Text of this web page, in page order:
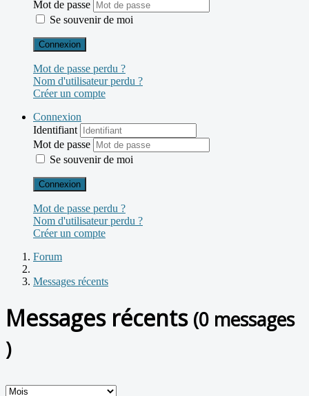
Mot de passe
Se souvenir de moi
Connexion
Mot de passe perdu ?
Nom d'utilisateur perdu ?
Créer un compte
Connexion
Identifiant
Mot de passe
Se souvenir de moi
Connexion
Mot de passe perdu ?
Nom d'utilisateur perdu ?
Créer un compte
Forum
Messages récents
Messages récents (0 messages
)